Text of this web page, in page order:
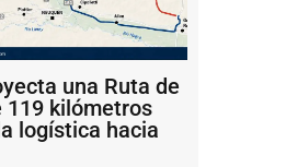
una Ruta de
119 kilómetros
logística hacia